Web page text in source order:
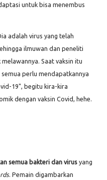
untuk bisa menembus
adalah virus yang telah
ilmuwan dan peneliti
Saat vaksin itu
perlu mendapatkannya
19", begitu kira-kira
dengan vaksin Covid, hehe.
semua bakteri dan virus yang
. Pemain digambarkan